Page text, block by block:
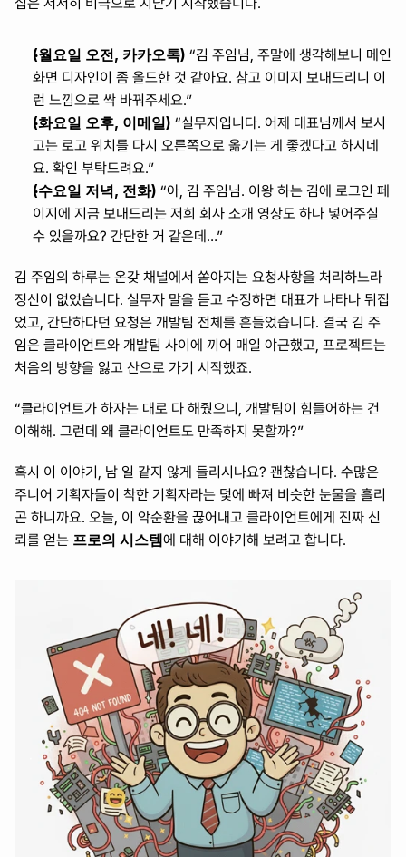
(월요일 오전, 카카오톡) “김 주임님, 주말에 생각해보니 메인
화면 디자인이 좀 올드한 것 같아요. 참고 이미지 보내드리니 이
런 느낌으로 싹 바꿔주세요.”
(화요일 오후, 이메일) “실무자입니다. 어제 대표님께서 보시
고는 로고 위치를 다시 오른쪽으로 옮기는 게 좋겠다고 하시네
요. 확인 부탁드려요.”
(수요일 저녁, 전화) “아, 김 주임님. 이왕 하는 김에 로그인 페
이지에 지금 보내드리는 저희 회사 소개 영상도 하나 넣어주실
수 있을까요? 간단한 거 같은데…”
김 주임의 하루는 온갖 채널에서 쏟아지는 요청사항을 처리하느라
정신이 없었습니다. 실무자 말을 듣고 수정하면 대표가 나타나 뒤집
었고, 간단하다던 요청은 개발팀 전체를 흔들었습니다. 결국 김 주
임은 클라이언트와 개발팀 사이에 끼어 매일 야근했고, 프로젝트는
처음의 방향을 잃고 산으로 가기 시작했죠.
“클라이언트가 하자는 대로 다 해줬으니, 개발팀이 힘들어하는 건
이해해. 그런데 왜 클라이언트도 만족하지 못할까?”
혹시 이 이야기, 남 일 같지 않게 들리시나요? 괜찮습니다. 수많은
주니어 기획자들이 착한 기획자라는 덫에 빠져 비슷한 눈물을 흘리
곤 하니까요. 오늘, 이 악순환을 끊어내고 클라이언트에게 진짜 신
뢰를 얻는 프로의 시스템에 대해 이야기해 보려고 합니다.